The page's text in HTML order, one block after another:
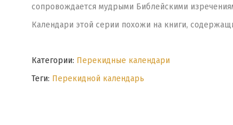
сопровождается мудрыми Библейскими
Календари этой серии похожи на книги,
Категории: Перекидные календари
Теги: Перекидной календарь